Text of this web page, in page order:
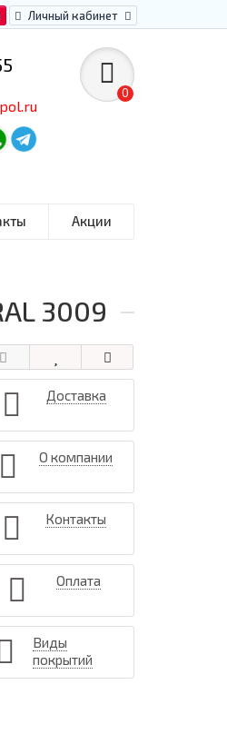
Личный кабинет
0
Акции
3009
Доставка
О компании
Контакты
Оплата
Виды
покрытий